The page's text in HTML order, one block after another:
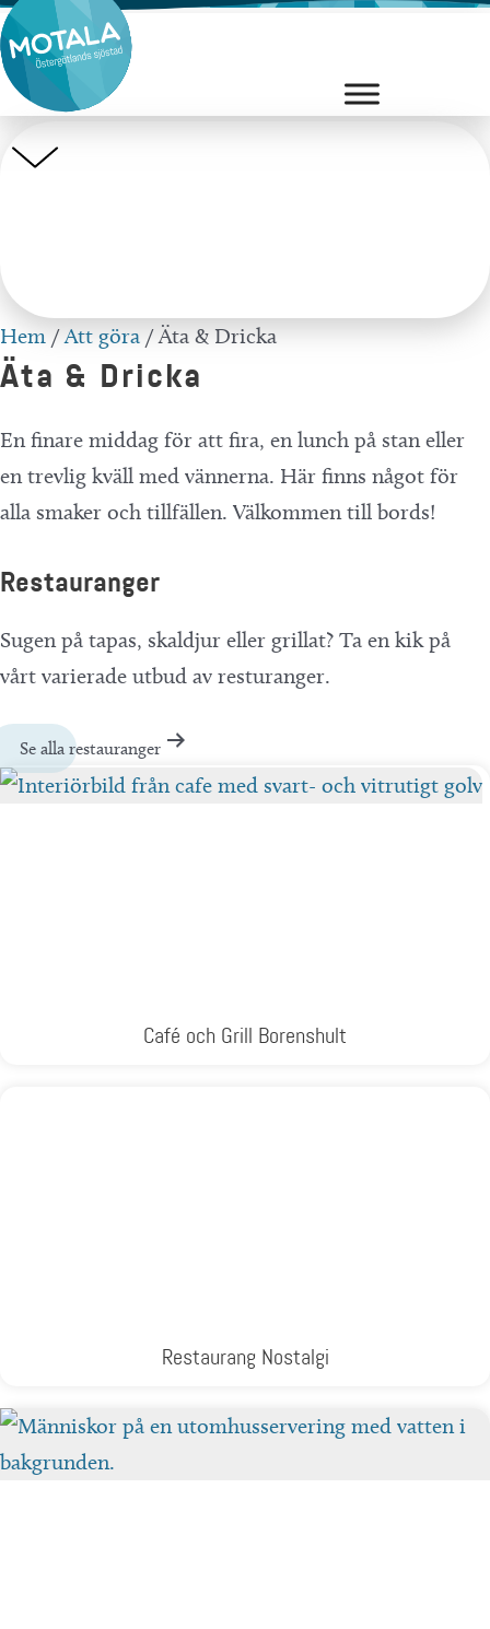
Hoppa
till
innehåll
Hem /Att göra /Äta & Dricka
Äta & Dricka
En finare middag för att fira, en lunch på stan eller
en trevlig kväll med vännerna. Här finns något för
alla smaker och tillfällen. Välkommen till bords!
Restauranger
Sugen på tapas, skaldjur eller grillat? Ta en kik på
vårt varierade utbud av resturanger.
Se alla restauranger
Café och Grill Borenshult
Restaurang Nostalgi